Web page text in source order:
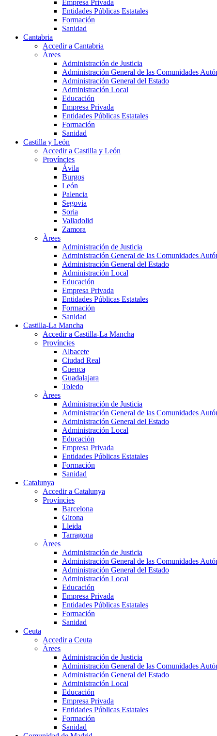
Empresa Privada
Entidades Públicas Estatales
Formación
Sanidad
Cantabria
Accedir a Cantabria
Àrees
Administración de Justicia
Administración General de las Comunidades
Administración General del Estado
Administración Local
Educación
Empresa Privada
Entidades Públicas Estatales
Formación
Sanidad
Castilla y León
Accedir a Castilla y León
Províncies
Ávila
Burgos
León
Palencia
Segovia
Soria
Valladolid
Zamora
Àrees
Administración de Justicia
Administración General de las Comunidades
Administración General del Estado
Administración Local
Educación
Empresa Privada
Entidades Públicas Estatales
Formación
Sanidad
Castilla-La Mancha
Accedir a Castilla-La Mancha
Províncies
Albacete
Ciudad Real
Cuenca
Guadalajara
Toledo
Àrees
Administración de Justicia
Administración General de las Comunidades
Administración General del Estado
Administración Local
Educación
Empresa Privada
Entidades Públicas Estatales
Formación
Sanidad
Catalunya
Accedir a Catalunya
Províncies
Barcelona
Girona
Lleida
Tarragona
Àrees
Administración de Justicia
Administración General de las Comunidades
Administración General del Estado
Administración Local
Educación
Empresa Privada
Entidades Públicas Estatales
Formación
Sanidad
Ceuta
Accedir a Ceuta
Àrees
Administración de Justicia
Administración General de las Comunidades
Administración General del Estado
Administración Local
Educación
Empresa Privada
Entidades Públicas Estatales
Formación
Sanidad